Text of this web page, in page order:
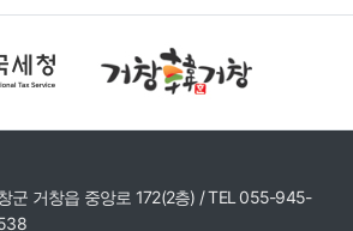
군 거창읍 중앙로 172(2층) / TEL 055-945-